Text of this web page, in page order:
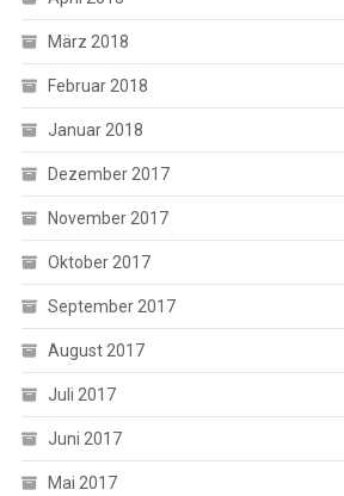
März 2018
Februar 2018
Januar 2018
Dezember 2017
November 2017
Oktober 2017
September 2017
August 2017
Juli 2017
Juni 2017
Mai 2017